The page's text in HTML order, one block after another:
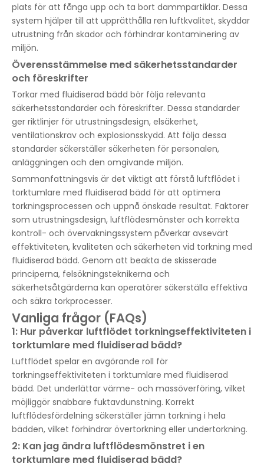
plats för att fånga upp och ta bort dammpartiklar. Dessa
system hjälper till att upprätthålla ren luftkvalitet, skyddar
utrustning från skador och förhindrar kontaminering av
miljön.
Överensstämmelse med säkerhetsstandarder
och föreskrifter
Torkar med fluidiserad bädd bör följa relevanta
säkerhetsstandarder och föreskrifter. Dessa standarder
ger riktlinjer för utrustningsdesign, elsäkerhet,
ventilationskrav och explosionsskydd. Att följa dessa
standarder säkerställer säkerheten för personalen,
anläggningen och den omgivande miljön.
Sammanfattningsvis är det viktigt att förstå luftflödet i
torktumlare med fluidiserad bädd för att optimera
torkningsprocessen och uppnå önskade resultat. Faktorer
som utrustningsdesign, luftflödesmönster och korrekta
kontroll- och övervakningssystem påverkar avsevärt
effektiviteten, kvaliteten och säkerheten vid torkning med
fluidiserad bädd. Genom att beakta de skisserade
principerna, felsökningsteknikerna och
säkerhetsåtgärderna kan operatörer säkerställa effektiva
och säkra torkprocesser.
Vanliga frågor (FAQs)
1: Hur påverkar luftflödet torkningseffektiviteten i
torktumlare med fluidiserad bädd?
Luftflödet spelar en avgörande roll för
torkningseffektiviteten i torktumlare med fluidiserad
bädd. Det underlättar värme- och massöverföring, vilket
möjliggör snabbare fuktavdunstning. Korrekt
luftflödesfördelning säkerställer jämn torkning i hela
bädden, vilket förhindrar övertorkning eller undertorkning.
2: Kan jag ändra luftflödesmönstret i en
torktumlare med fluidiserad bädd?